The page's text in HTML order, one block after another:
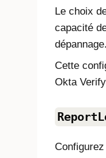
Le choix
capacité
Cette
Okta Verify